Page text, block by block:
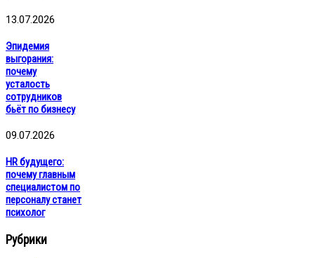
13.07.2026
Эпидемия
выгорания:
почему
усталость
сотрудников
бьёт по бизнесу
09.07.2026
HR будущего:
почему главным
специалистом по
персоналу станет
психолог
Рубрики